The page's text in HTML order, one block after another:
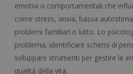
emotivi o comportamentali che
come stress, ansia, bassa
problemi familiari o lutto. Lo
problema, identificare schemi di
sviluppare strumenti per gestire le
qualità della vita.